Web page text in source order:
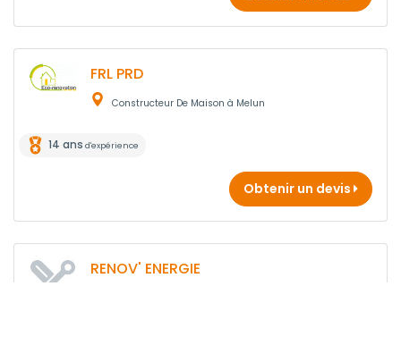
FRL PRD
Constructeur De Maison à Melun
14 ans d'expérience
Obtenir un devis
RENOV' ENERGIE